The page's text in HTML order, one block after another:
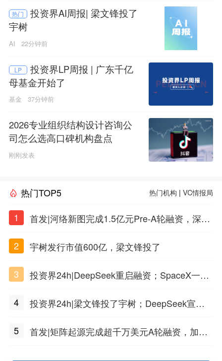
热门
投资界AI周报| 梁文锋投了
宇树
AI 22分钟前
LP
投资界LP周报 | 广东千亿
母基金开始了
基金 37分钟前
2026专业组织结构设计咨询公
司怎么选高口碑机构盘点
刚刚发表
热门TOP5 热门机构 |VC情报局
1
首发|河络新图完成1.5亿元Pre-A轮融资，深耕i
2
宇树发行市值600亿，梁文锋投了
3
投资界24h|DeepSeek重启融资；SpaceX一夜
4
投资界24h|梁文锋投了宇树；DeepSeek宣布
5
首发|矩阵起源完成超千万美元A轮融资，加速